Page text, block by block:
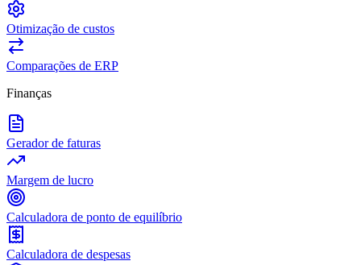
Otimização de custos
Comparações de ERP
Finanças
Gerador de faturas
Margem de lucro
Calculadora de ponto de equilíbrio
Calculadora de despesas